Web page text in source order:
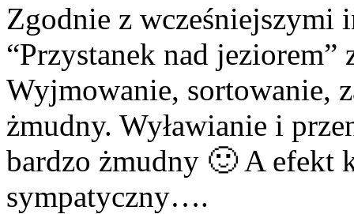
Zgodnie z wcześniejszymi
“Przystanek nad jeziorem”
Wyjmowanie, sortowanie,
żmudny. Wyławianie i
bardzo żmudny 🙂 A efekt
sympatyczny….